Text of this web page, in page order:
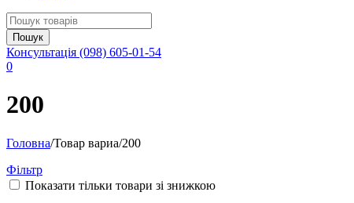
Консультація (098) 605-01-54
0
200
Головна/Товар вариа/200
Фільтр
Показати тільки товари зі знижкою